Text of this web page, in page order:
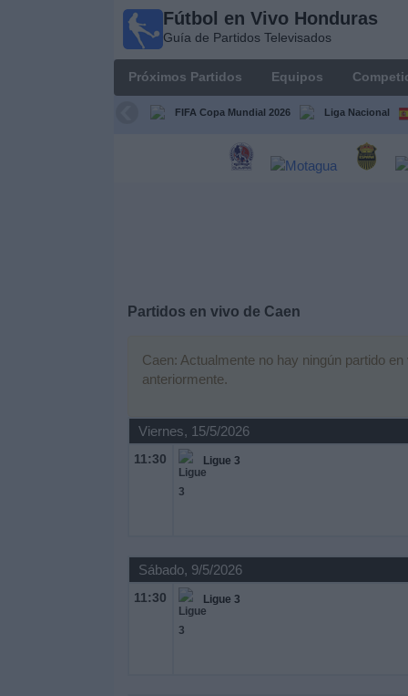
Fútbol en Vivo Honduras
Guía de Partidos Televisados
Próximos Partidos Equipos
FIFA Copa Mundial 2026 Liga Nacional
Partidos en vivo de Caen
Caen: Actualmente no hay ningún partido
anteriormente.
Viernes, 15/5/2026
11:30 Ligue 3
Sábado, 9/5/2026
11:30 Ligue 3
Fútbol en
Honduras